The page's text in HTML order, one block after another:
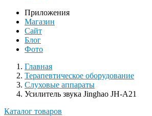
Приложения
Магазин
Сайт
Блог
Фото
Главная
Терапевтическое оборудование
Слуховые аппараты
Усилитель звука Jinghao JH-A21
Каталог товаров